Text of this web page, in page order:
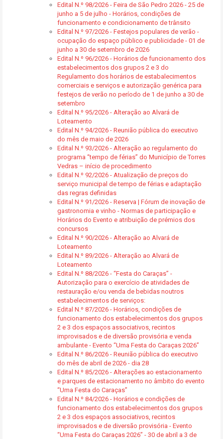
Edital N.º 98/2026 - Feira de São Pedro 2026 - 25 de
junho a 5 de julho - Horários, condições de
funcionamento e condicionamento de trânsito
Edital N.º 97/2026 - Festejos populares de verão -
ocupação do espaço público e publicidade - 01 de
junho a 30 de setembro de 2026
Edital N.º 96/2026 - Horários de funcionamento dos
estabelecimentos dos grupos 2 e 3 do
Regulamento dos horários de estabalecimentos
comerciais e serviços e autorização genérica para
festejos de verão no período de 1 de junho a 30 de
setembro
Edital N.º 95/2026 - Alteração ao Alvará de
Loteamento
Edital N.º 94/2026 - Reunião pública do executivo
do mês de maio de 2026
Edital N.º 93/2026 - Alteração ao regulamento do
programa “tempo de férias” do Município de Torres
Vedras – início de procedimento
Edital N.º 92/2026 - Atualização de preços do
serviço municipal de tempo de férias e adaptação
das regras definidas
Edital N.º 91/2026 - Reserva | Fórum de inovação de
gastronomia e vinho - Normas de participação e
Horários do Evento e atribuição de prémios dos
concursos
Edital N.º 90/2026 - Alteração ao Alvará de
Loteamento
Edital N.º 89/2026 - Alteração ao Alvará de
Loteamento
Edital N.º 88/2026 - “Festa do Caraças” -
Autorização para o exercício de atividades de
restauração e/ou venda de bebidas noutros
estabelecimentos de serviços:
Edital N.º 87/2026 - Horários, condições de
funcionamento dos estabelecimentos dos grupos
2 e 3 dos espaços associativos, recintos
improvisados e de diversão provisória e venda
ambulante - Evento “Uma Festa do Caraças 2026”
Edital N.º 86/2026 - Reunião pública do executivo
do mês de abril de 2026 - dia 28
Edital N.º 85/2026 - Alterações ao estacionamento
e parques de estacionamento no âmbito do evento
“Uma Festa do Caraças”
Edital N.º 84/2026 - Horários e condições de
funcionamento dos estabelecimentos dos grupos
2 e 3 dos espaços associativos, recintos
improvisados e de diversão provisória - Evento
“Uma Festa do Caraças 2026” - 30 de abril a 3 de